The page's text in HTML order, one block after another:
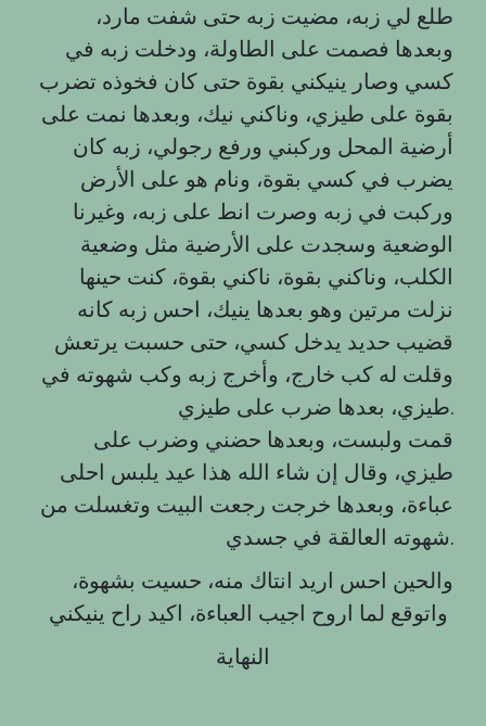
طلع لي زبه، مضيت زبه حتى شفت مارد،
وبعدها فصمت على الطاولة، ودخلت زبه في
كسي وصار ينيكني بقوة حتى كان فخوذه تضرب
بقوة على طيزي، وناكني نيك، وبعدها نمت على
أرضية المحل وركبني ورفع رجولي، زبه كان
يضرب في كسي بقوة، ونام هو على الأرض
وركبت في زبه وصرت انط على زبه، وغيرنا
الوضعية وسجدت على الأرضية مثل وضعية
الكلب، وناكني بقوة، ناكني بقوة، كنت حينها
نزلت مرتين وهو بعدها ينيك، احس زبه كانه
قضيب حديد يدخل كسي، حتى حسبت يرتعش
وقلت له كب خارج، وأخرج زبه وكب شهوته في
طيزي، بعدها ضرب على طيزي.
قمت ولبست، وبعدها حضني وضرب على
طيزي، وقال إن شاء الله هذا عيد يلبس احلى
عباءة، وبعدها خرجت رجعت البيت وتغسلت من
شهوته العالقة في جسدي.
والحين احس اريد انتاك منه، حسيت بشهوة،
النهاية